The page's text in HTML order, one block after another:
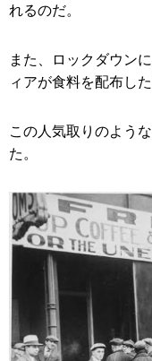
れるのだ。
また、ロックダウン
ィアが食料を配布した
この人気取りのよう
た。